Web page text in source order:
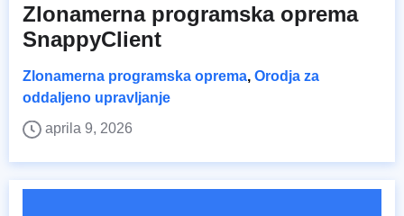
Zlonamerna programska oprema
SnappyClient
Zlonamerna programska oprema, Orodja za
oddaljeno upravljanje
aprila 9, 2026